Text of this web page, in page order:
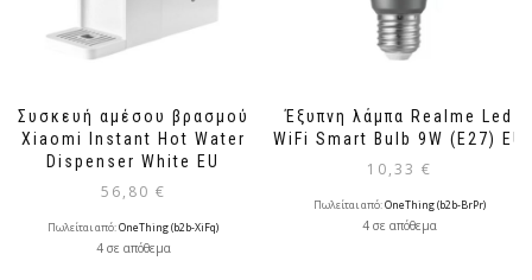
Συσκευή αμέσου βρασμού
Xiaomi Instant Hot Water
Dispenser White EU
56,80 €
Πωλείται από:OneThing (b2b-XiFq)
4 σε απόθεμα
Έξυπνη λάμπα Realme Led
WiFi Smart Bulb 9W (E27) EU
10,33 €
Πωλείται από:OneThing (b2b-BrPr)
4 σε απόθεμα